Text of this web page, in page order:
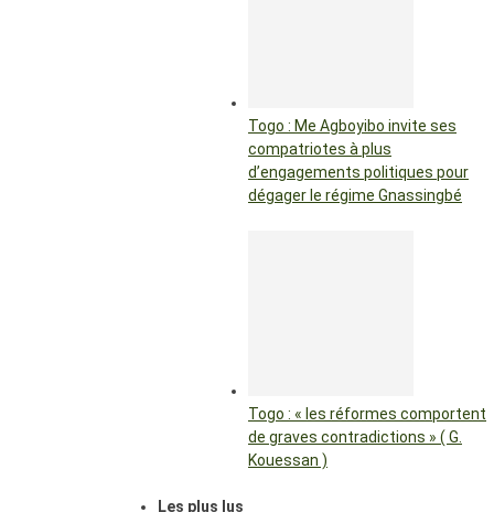
Togo : Me Agboyibo invite ses
compatriotes à plus
d’engagements politiques pour
dégager le régime Gnassingbé
Togo : « les réformes comportent
de graves contradictions » ( G.
Kouessan )
Les plus lus